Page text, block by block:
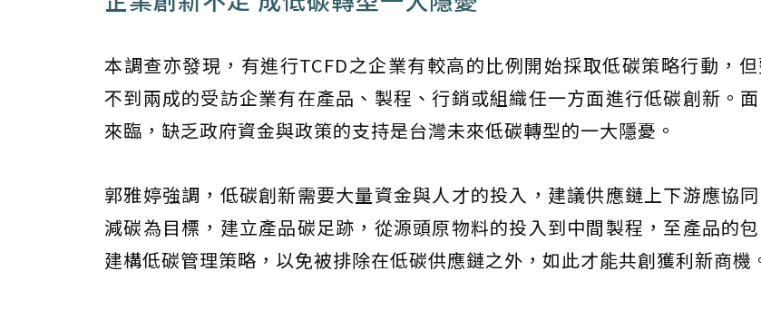
本調查亦發現，有進行TCFD之企業有較高的比例開始採取低碳策略行動，
不到兩成的受訪企業有在產品、製程、行銷或組織任一方面進行低碳創新。
來臨，缺乏政府資金與政策的支持是台灣未來低碳轉型的一大隱憂。
郭雅婷強調，低碳創新需要大量資金與人才的投入，建議供應鏈上下游應協
減碳為目標，建立產品碳足跡，從源頭原物料的投入到中間製程，至產品的包
建構低碳管理策略，以免被排除在低碳供應鏈之外，如此才能共創獲利新商機